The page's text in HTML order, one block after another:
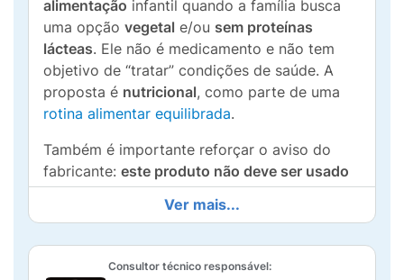
alimentação infantil quando a família busca
uma opção vegetal e/ou sem proteínas
lácteas. Ele não é medicamento e não tem
objetivo de “tratar” condições de saúde. A
proposta é nutricional, como parte de uma
rotina alimentar equilibrada.
Também é importante reforçar o aviso do
fabricante: este produto não deve ser usado
para alimentar crianças menores de 1 ano de
Como Milnutri Premium funciona?
Ver mais...
Consultor técnico responsável: